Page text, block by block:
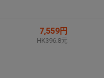
7,559円
HK396.8元